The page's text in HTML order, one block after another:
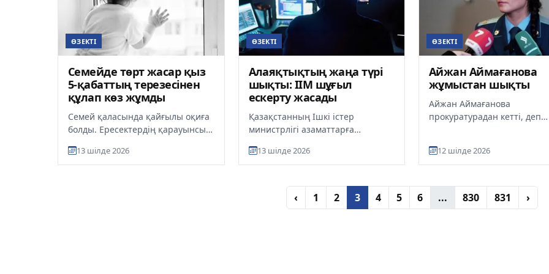
ӨЗЕКТІ
Семейде төрт жасар қыз
5-қабаттың терезесінен
құлап көз жұмды
Семей қаласында қайғылы оқиға
болды. Ересектердің қарауынсыз
көпқабатты тұрғын үйдің
бесінші...
13 шілде 2026
ӨЗЕКТІ
Алаяқтықтың жаңа түрі
шықты: ІІМ шұғыл
ескерту жасады
Қазақстанның Ішкі істер
министрлігі азаматтарға
таралып жатқан алаяқтықтың
жаңа түрі ту...
13 шілде 2026
ӨЗЕКТІ
Айжан Аймағанова
жұмыстан шықты
Айжан Аймағанова
прокуратурадан кетті, деп
байланысты ме...
12 шілде 2026
‹ 1 2 3 4 5 6 ... 830 831 ›